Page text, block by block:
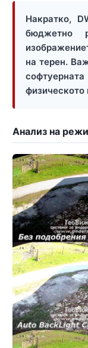
Накратко,
бюджетно
на терен.
физическото
Анализ на